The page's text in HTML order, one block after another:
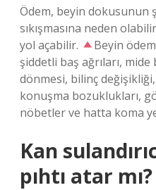
Ödem, beyin dokusunun
sıkışmasına neden
yol açabilir.
Beyin
şiddetli baş ağrıları, mide
dönmesi, bilinç
konuşma bozuklukları,
nöbetler ve hatta koma
Kan
pıhtı atar mı?